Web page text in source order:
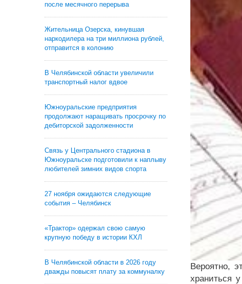
после месячного перерыва
Жительница Озерска, кинувшая
наркодилера на три миллиона рублей,
отправится в колонию
В Челябинской области увеличили
транспортный налог вдвое
Южноуральские предприятия
продолжают наращивать просрочку по
дебиторской задолженности
Связь у Центрального стадиона в
Южноуральске подготовили к наплыву
любителей зимних видов спорта
27 ноября ожидаются следующие
события – Челябинск
«Трактор» одержал свою самую
крупную победу в истории КХЛ
В Челябинской области в 2026 году
дважды повысят плату за коммуналку
Вероятно,
храниться